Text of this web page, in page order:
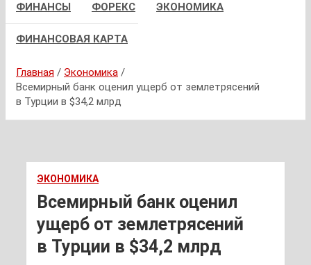
ФИНАНСЫ ФОРЕКС ЭКОНОМИКА
ФИНАНСОВАЯ КАРТА
Главная
Экономика
Всемирный банк оценил ущерб от землетрясений
в Турции в $34,2 млрд
ЭКОНОМИКА
Всемирный банк оценил
ущерб от землетрясений
в Турции в $34,2 млрд